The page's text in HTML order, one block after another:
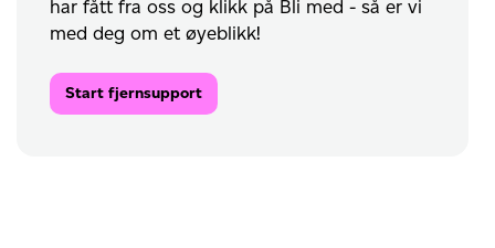
har fått fra oss og klikk på Bli med - så er vi
med deg om et øyeblikk!
Start fjernsupport